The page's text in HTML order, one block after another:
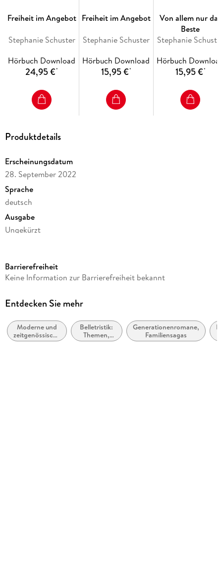
Freiheit im Angebot
Stephanie Schuster
Hörbuch Download
24,95 €*
Freiheit im Angebot
Stephanie Schuster
Hörbuch Download
15,95 €*
Von allem nur das
Beste
Stephanie
Hörbuch
15,95 €*
Produktdetails
Erscheinungsdatum
28. September 2022
Sprache
deutsch
Ausgabe
Ungekürzt
Laufzeit
Reihe
Autor/Autorin
Stephanie Schuster
Barrierefreiheit
Keine Information zur Barrierefreiheit bekannt
Entdecken Sie mehr
Moderne und
zeitgenössische
Belletristik:
Belletristik:
Themen,
Stoffe,
Generationenromane,
Familiensagas